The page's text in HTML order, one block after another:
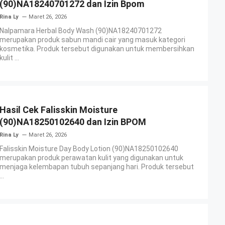
(90)NA18240701272 dan Izin Bpom
Rina Ly Maret 26, 2026
Nalpamara Herbal Body Wash (90)NA18240701272
merupakan produk sabun mandi cair yang masuk kategori
kosmetika. Produk tersebut digunakan untuk membersihkan
kulit ...
Hasil Cek Falisskin Moisture
(90)NA18250102640 dan Izin BPOM
Rina Ly Maret 26, 2026
Falisskin Moisture Day Body Lotion (90)NA18250102640
merupakan produk perawatan kulit yang digunakan untuk
menjaga kelembapan tubuh sepanjang hari. Produk tersebut